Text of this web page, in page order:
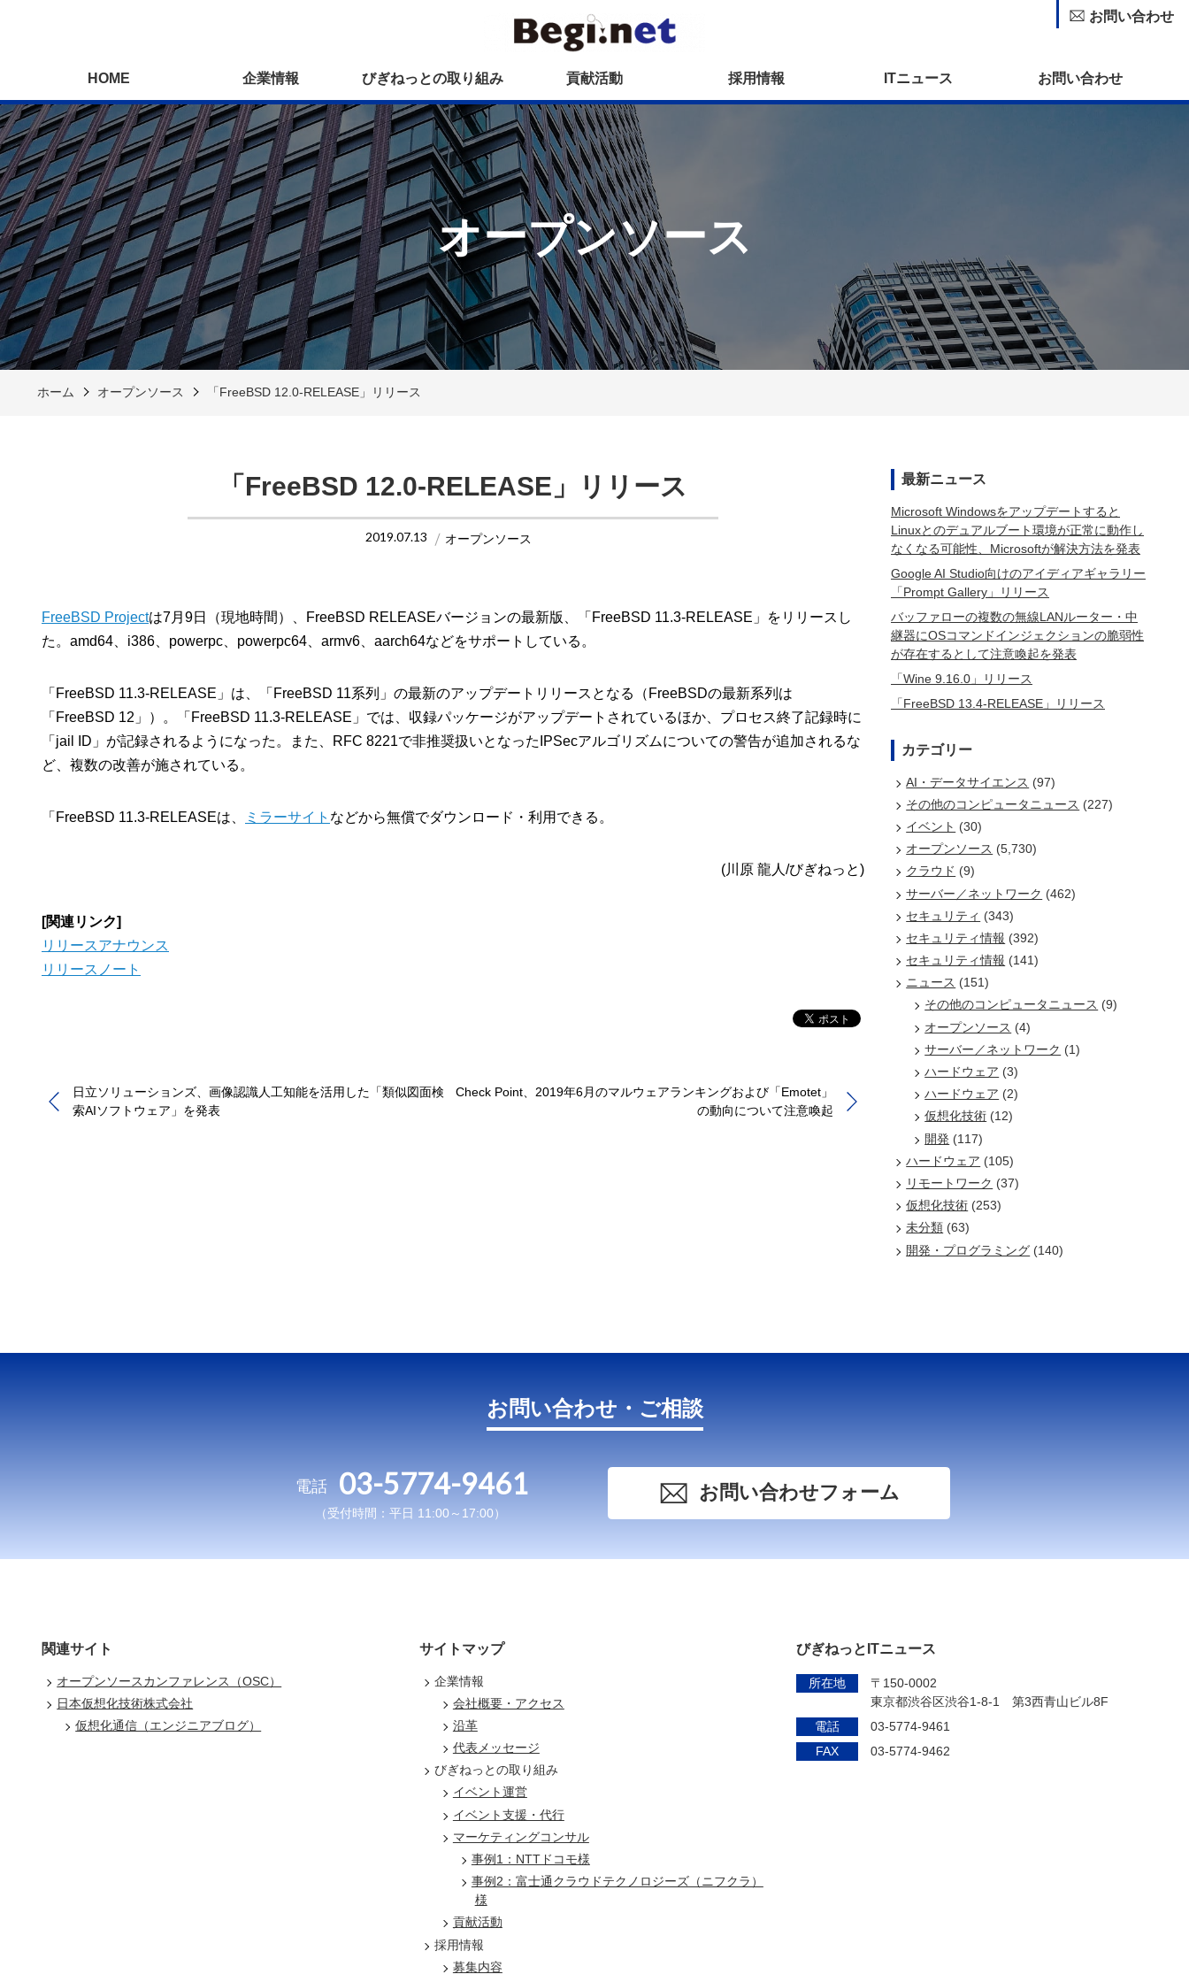
HOME 企業情報 びぎねっとの取り組み 貢献活動 採用情報 ITニュース お問い合わせ
お問い合わせ
オープンソース
ホーム オープンソース 「FreeBSD 12.0-RELEASE」リリース
「FreeBSD 12.0-RELEASE」リリース
2019.07.13 オープンソース
FreeBSD Projectは7月9日（現地時間）、FreeBSD RELEASEバージョンの最新版、「FreeBSD 11.3-RELEASE」をリリースし
た。amd64、i386、powerpc、powerpc64、armv6、aarch64などをサポートしている。
「FreeBSD 11.3-RELEASE」は、「FreeBSD 11系列」の最新のアップデートリリースとなる（FreeBSDの最新系列は
「FreeBSD 12」）。「FreeBSD 11.3-RELEASE」では、収録パッケージがアップデートされているほか、プロセス終了記録時に
「jail ID」が記録されるようになった。また、RFC 8221で非推奨扱いとなったIPSecアルゴリズムについての警告が追加されるな
ど、複数の改善が施されている。
「FreeBSD 11.3-RELEASEは、 ミラーサイト などから無償でダウンロード・利用できる。
(川原 龍人/びぎねっと)
[関連リンク]
リリースアナウンス
リリースノート
日立ソリューションズ、画像認識人工知能を活用した「類似図面検
索AIソフトウェア」を発表
Check Point、2019年6月のマルウェアランキングおよび「Emotet」
の動向について注意喚起
最新ニュース
Microsoft Windowsをアップデートすると
Linuxとのデュアルブート環境が正常に動作し
なくなる可能性、Microsoftが解決方法を発表
Google AI Studio向けのアイディアギャラリー
「Prompt Gallery」リリース
バッファローの複数の無線LANルーター・中
継器にOSコマンドインジェクションの脆弱性
が存在するとして注意喚起を発表
「Wine 9.16.0」リリース
「FreeBSD 13.4-RELEASE」リリース
カテゴリー
AI・データサイエンス (97)
その他のコンピュータニュース (227)
イベント (30)
オープンソース (5,730)
クラウド (9)
サーバー／ネットワーク (462)
セキュリティ (343)
セキュリティ情報 (392)
セキュリティ情報 (141)
ニュース (151)
その他のコンピュータニュース (9)
オープンソース (4)
サーバー／ネットワーク (1)
ハードウェア (3)
ハードウェア (2)
仮想化技術 (12)
開発 (117)
ハードウェア (105)
リモートワーク (37)
仮想化技術 (253)
未分類 (63)
開発・プログラミング (140)
お問い合わせ・ご相談
電話 03-5774-9461
（受付時間：平日 11:00～17:00）
お問い合わせフォーム
関連サイト
オープンソースカンファレンス（OSC）
日本仮想化技術株式会社
仮想化通信（エンジニアブログ）
サイトマップ
企業情報
会社概要・アクセス
沿革
代表メッセージ
びぎねっとの取り組み
イベント運営
イベント支援・代行
マーケティングコンサル
事例1：NTTドコモ様
事例2：富士通クラウドテクノロジーズ（ニフクラ）
様
貢献活動
採用情報
募集内容
びぎねっとITニュース
所在地
〒150-0002
東京都渋谷区渋谷1-8-1 第3西青山ビル8F
電話
03-5774-9461
FAX
03-5774-9462